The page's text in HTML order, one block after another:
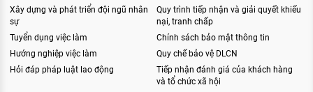
Xây dựng và phát triển đội ngũ nhân
sự
Tuyển dụng việc làm
Hướng nghiệp việc làm
Hỏi đáp pháp luật lao động
Quy trình tiếp nhận và giải quyết khiếu
nại, tranh chấp
Chính sách bảo mật thông tin
Quy chế bảo vệ DLCN
Tiếp nhận đánh giá của khách hàng
và tổ chức xã hội